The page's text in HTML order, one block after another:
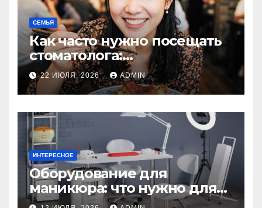
СЕМЬЯ
Как часто нужно посещать
стоматолога:
рекомендации для
здоровья зубов
22 ИЮЛЯ, 2026 ADMIN
ИНТЕРЕСНОЕ
Оборудование для
маникюра: что нужно для
идеального маникюра